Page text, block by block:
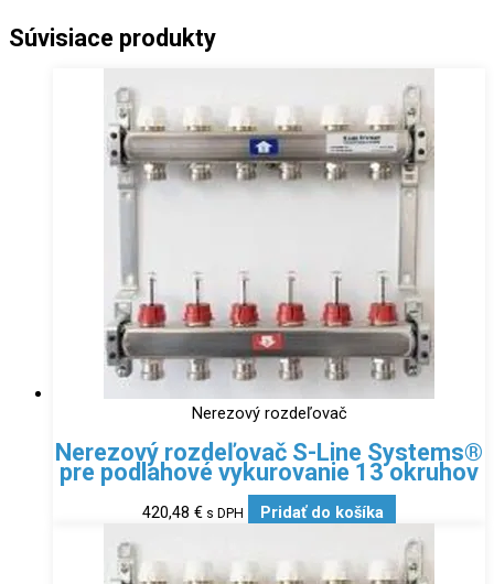
Súvisiace produkty
Nerezový rozdeľovač
Nerezový rozdeľovač S-Line Systems®
pre podlahové vykurovanie 13 okruhov
420,48€ s DPH Pridať do košíka